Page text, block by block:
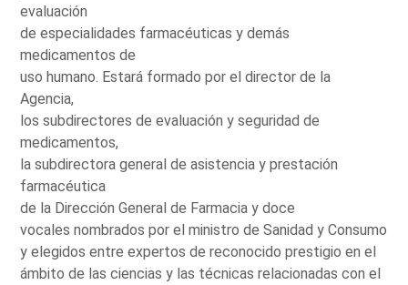
evaluación
de especialidades farmacéuticas y demás
medicamentos de
uso humano. Estará formado por el director de la
Agencia,
los subdirectores de evaluación y seguridad de
medicamentos,
la subdirectora general de asistencia y prestación
farmacéutica
de la Dirección General de Farmacia y doce
vocales nombrados por el ministro de Sanidad y Consumo
y elegidos entre expertos de reconocido prestigio en el
ámbito de las ciencias y las técnicas relacionadas con el